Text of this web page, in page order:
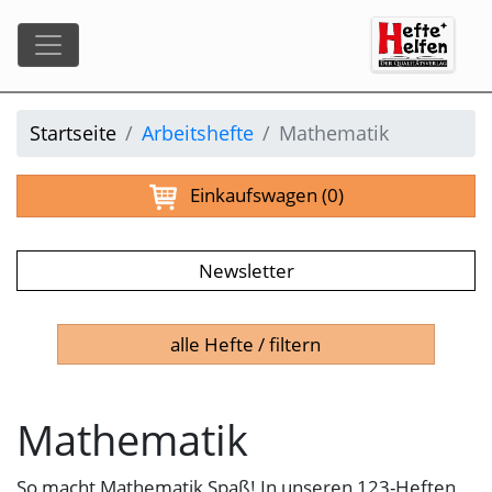
Startseite Arbeitshefte Mathematik
Einkaufswagen (0)
Newsletter
alle Hefte / filtern
Mathematik